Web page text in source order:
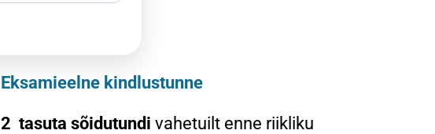
Eksamieelne kindlustunne
2 tasuta sõidutundi vahetuilt enne riikliku